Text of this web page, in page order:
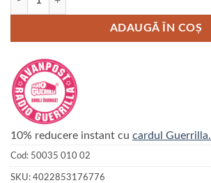
ADAUGĂ ÎN COȘ
10% reducere instant cu cardul Guerrilla.
Cod: 50035 010 02
SKU: 4022853176776